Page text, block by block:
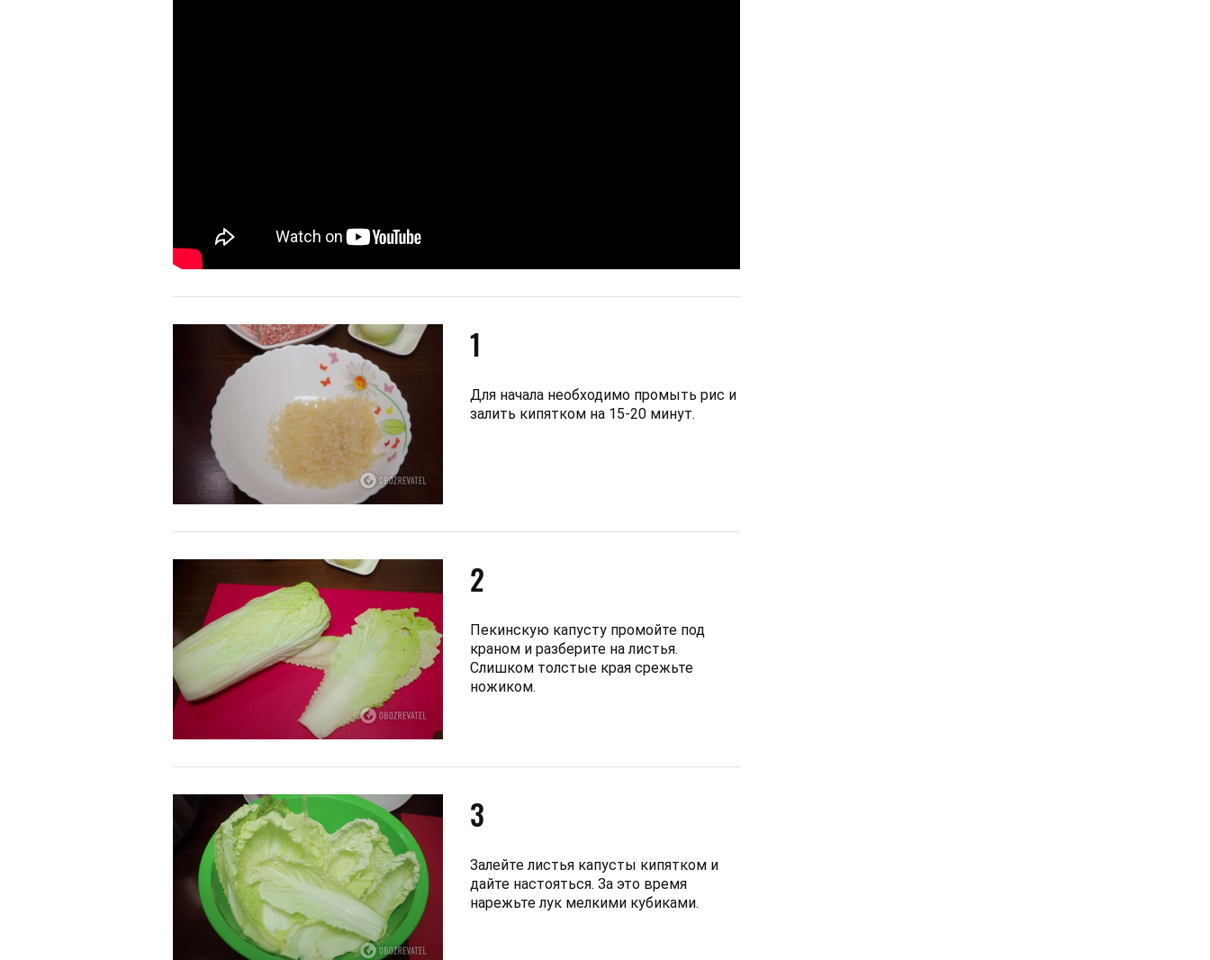
1
Для начала необходимо промыть рис и
залить кипятком на 15-20 минут.
2
Пекинскую капусту промойте под
краном и разберите на листья.
Слишком толстые края срежьте
ножиком.
3
Залейте листья капусты кипятком и
дайте настояться. За это время
нарежьте лук мелкими кубиками.